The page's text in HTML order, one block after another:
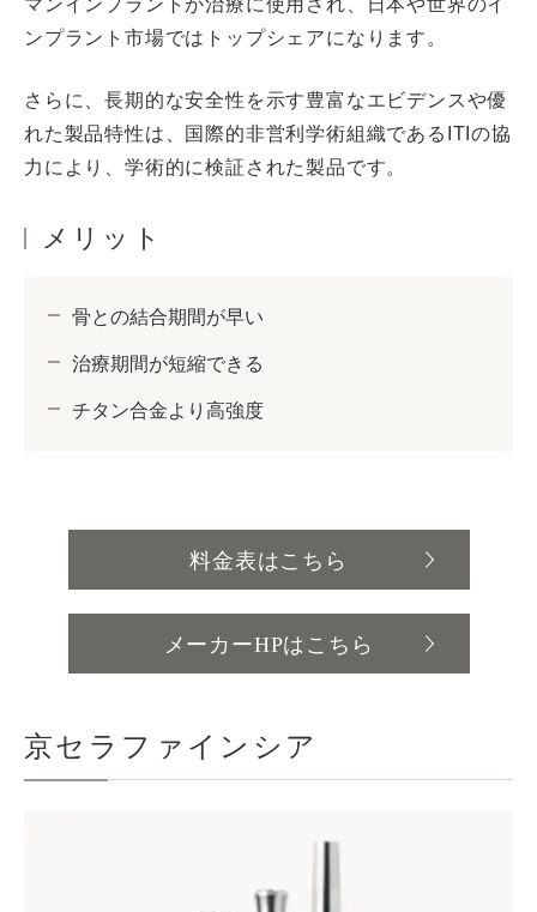
マンインプラントが治療に使用され、日本や世界のイ
ンプラント市場ではトップシェアになります。
さらに、長期的な安全性を示す豊富なエビデンスや優
れた製品特性は、国際的非営利学術組織であるITIの協
力により、学術的に検証された製品です。
メリット
骨との結合期間が早い
治療期間が短縮できる
チタン合金より高強度
料金表はこちら
メーカーHPはこちら
京セラファインシア